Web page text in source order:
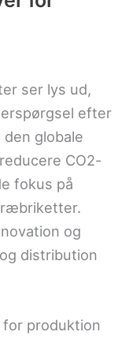
ser lys ud,
efter
globale
CO2-
fokus på
og
distribution
produktion